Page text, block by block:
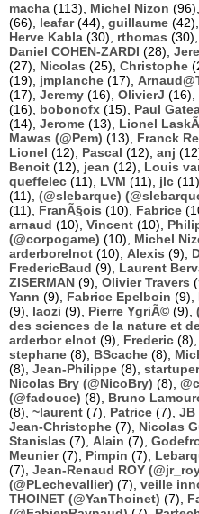
macha (113), Michel Nizon (96),
(66), leafar(44), guillaume (42),
Herve Kabla (30), rthomas (30),
Daniel COHEN-ZARDI (28),
(27), Nicolas (25), Christophe
(19), jmplanche (17),
(17), Jeremy (16), OlivierJ (16),
(16), bobonofx (15), Paul
(14), Jerome (13), Lionel
Mawas (@Pem) (13), Franck
Lionel (12), Pascal (12), anj
Benoit (12), jean (12), Louis
queffelec (11), LVM (11), jlc (11),
(11), (@slebarque)
(11), FranÃ§ois (10), Fabrice
arnaud (10), Vincent (10),
(@corpogame) (10), Michel
arderborelnot (10), Alexis (9),
FredericBaud (9), Laurent
ZISERMAN (9), Olivier Travers
Yann (9), Fabrice Epelboin (9),
(9), laozi (9), Pierre YgriÃ© (9),
des sciences de la nature et
arderbor elnot (9), Frederic (8),
stephane (8), BScache (8),
(8), Jean-Philippe (8), startuper
Nicolas Bry (@NicoBry) (8),
(@fadouce) (8), Bruno
(8), ~laurent (7), Patrice (7), JB
Jean-Christophe (7), Nicolas
Stanislas (7), Alain (7),
Meunier(7), Pimpin (7),
(7), Jean-Renaud ROY
(@PLechevallier) (7), veille
THOINET (@YanThoinet) (7),